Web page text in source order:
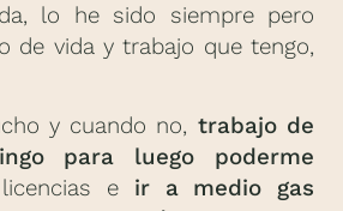
lo he sido siempre pero
de vida y trabajo que tengo,
y cuando no, trabajo de
para luego poderme
e ir a medio gas